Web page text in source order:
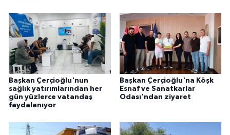
Başkan Çerçioğlu'nun
sağlık yatırımlarından her
gün yüzlerce vatandaş
faydalanıyor
Başkan Çerçioğlu'na Köşk
Esnaf ve Sanatkarlar
Odası'ndan ziyaret